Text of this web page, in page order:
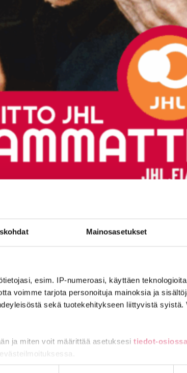
Mainosasetukset
esim. IP-numeroasi, käyttäen
voimme tarjota personoituja mainoksia ja
sekä tuotekehitykseen liittyvistä syistä.
ja miten voit määrittää asetuksesi tiedot-osiossa